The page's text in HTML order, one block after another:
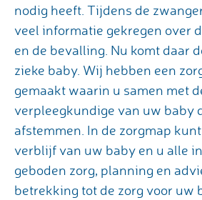
nodig heeft. Tijdens de
veel informatie gekregen over
en de bevalling. Nu komt daar
zieke baby. Wij hebben een
gemaakt waarin u samen met
verpleegkundige van uw baby
afstemmen. In de zorgmap
verblijf van uw baby en u alle
geboden zorg, planning en
betrekking tot de zorg voor uw